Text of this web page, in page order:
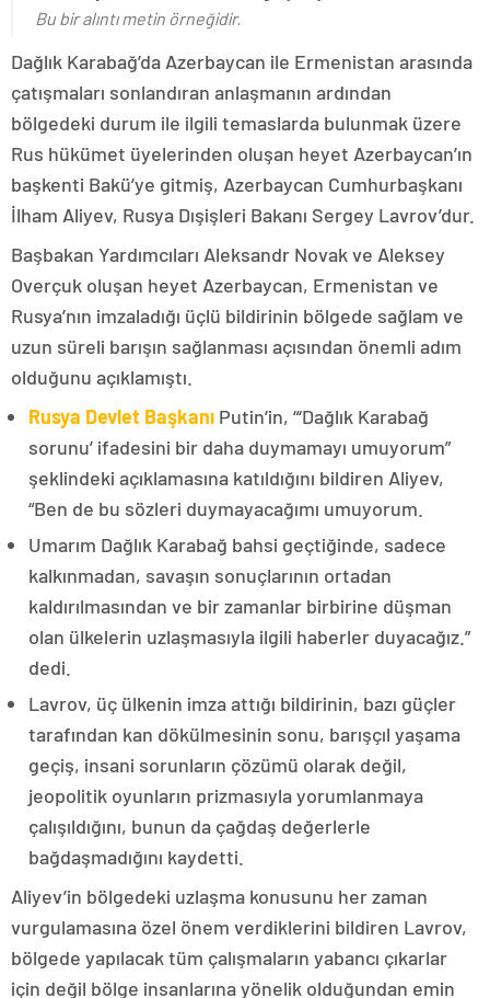
Bu bir alıntı metin örneğidir.
Dağlık Karabağ’da Azerbaycan ile Ermenistan arasında
çatışmaları sonlandıran anlaşmanın ardından
bölgedeki durum ile ilgili temaslarda bulunmak üzere
Rus hükümet üyelerinden oluşan heyet Azerbaycan’ın
başkenti Bakü’ye gitmiş, Azerbaycan Cumhurbaşkanı
İlham Aliyev, Rusya Dışişleri Bakanı Sergey Lavrov’dur.
Başbakan Yardımcıları Aleksandr Novak ve Aleksey
Overçuk oluşan heyet Azerbaycan, Ermenistan ve
Rusya’nın imzaladığı üçlü bildirinin bölgede sağlam ve
uzun süreli barışın sağlanması açısından önemli adım
olduğunu açıklamıştı.
Rusya Devlet Başkanı Putin’in, “‘Dağlık Karabağ
sorunu’ ifadesini bir daha duymamayı umuyorum”
şeklindeki açıklamasına katıldığını bildiren Aliyev,
“Ben de bu sözleri duymayacağımı umuyorum.
Umarım Dağlık Karabağ bahsi geçtiğinde, sadece
kalkınmadan, savaşın sonuçlarının ortadan
kaldırılmasından ve bir zamanlar birbirine düşman
olan ülkelerin uzlaşmasıyla ilgili haberler duyacağız.”
dedi.
Lavrov, üç ülkenin imza attığı bildirinin, bazı güçler
tarafından kan dökülmesinin sonu, barışçıl yaşama
geçiş, insani sorunların çözümü olarak değil,
jeopolitik oyunların prizmasıyla yorumlanmaya
çalışıldığını, bunun da çağdaş değerlerle
bağdaşmadığını kaydetti.
Aliyev’in bölgedeki uzlaşma konusunu her zaman
vurgulamasına özel önem verdiklerini bildiren Lavrov,
bölgede yapılacak tüm çalışmaların yabancı çıkarlar
için değil bölge insanlarına yönelik olduğundan emin